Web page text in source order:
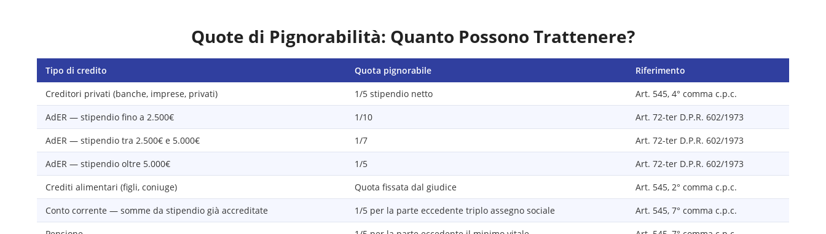
Quote di Pignorabilità: Quanto Possono Trattenere?
Tipo di credito Quota pignorabile
Riferimento
Creditori privati (banche, imprese, privati)
1/5 stipendio netto
Art. 545, 4° comma c.p.c.
AdER — stipendio fino a 2.500€
1/10
Art. 72-ter D.P.R. 602/1973
AdER — stipendio tra 2.500€ e 5.000€
1/7
Art. 72-ter D.P.R. 602/1973
AdER — stipendio oltre 5.000€
1/5
Art. 72-ter D.P.R. 602/1973
Crediti alimentari (figli, coniuge)
Quota fissata dal giudice
Art. 545, 2° comma c.p.c.
Conto corrente — somme da stipendio già accreditate
1/5 per la parte eccedente triplo assegno sociale
Art. 545, 7° comma c.p.c.